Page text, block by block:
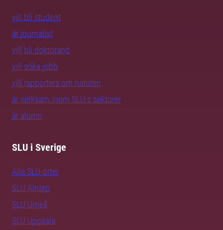
vill bli student
är journalist
vill bli doktorand
vill söka jobb
vill rapportera om naturen
är verksam inom SLU:s sektorer
är alumn
SLU i Sverige
Alla SLU-orter
SLU Alnarp
SLU Umeå
SLU Uppsala